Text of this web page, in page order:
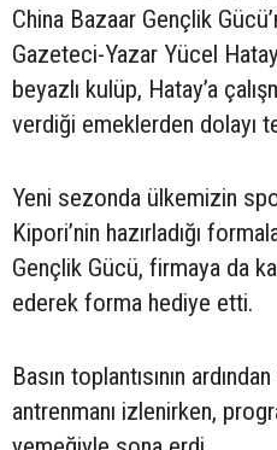
China Bazaar Gençlik
Gazeteci-Yazar Yücel
beyazlı kulüp, Hatay’a
verdiği emeklerden dolayı
Yeni sezonda ülkemizin
Kipori’nin hazırladığı
Gençlik Gücü, firmaya da
ederek forma hediye etti.
Basın toplantısının
antrenmanı izlenirken,